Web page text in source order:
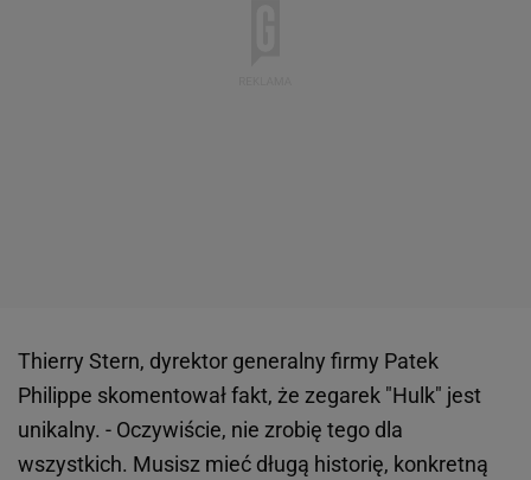
Thierry Stern, dyrektor generalny firmy Patek
Philippe skomentował fakt, że zegarek "Hulk" jest
unikalny. - Oczywiście, nie zrobię tego dla
wszystkich. Musisz mieć długą historię, konkretną